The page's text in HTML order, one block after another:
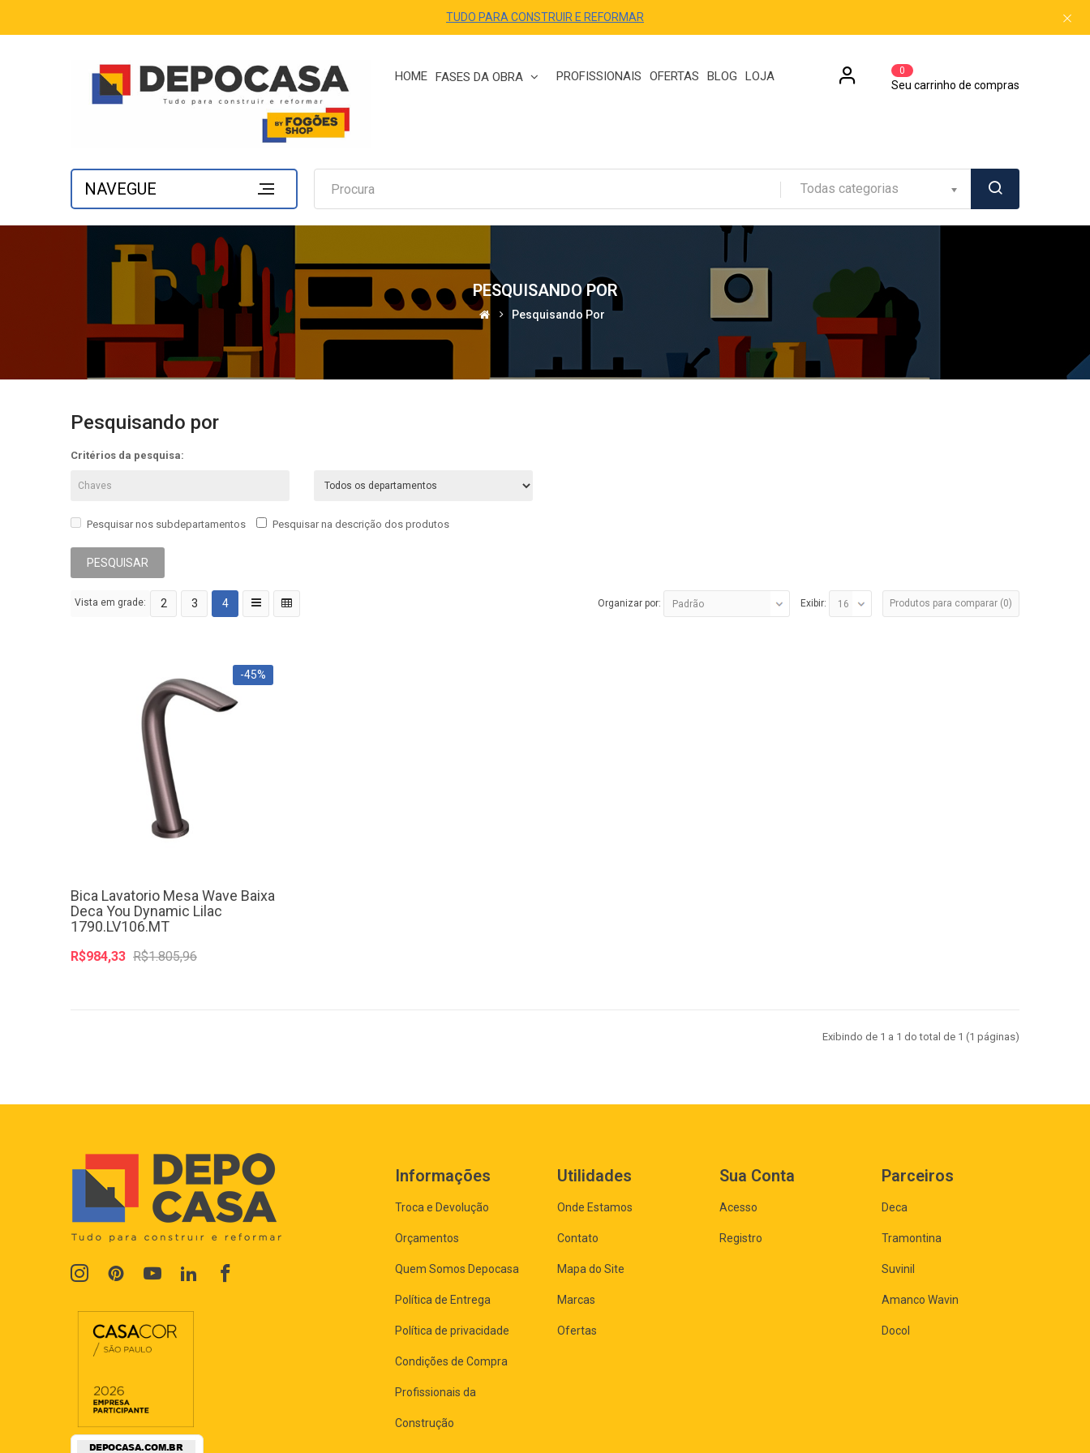
TUDO PARA CONSTRUIR E REFORMAR
HOME FASES DA OBRA PROFISSIONAIS OFERTAS BLOG LOJA
Seu carrinho de compras
0
NAVEGUE Todas categorias
PESQUISANDO POR
Pesquisando Por
Pesquisando por
Critérios da pesquisa:
Pesquisar nos subdepartamentos Pesquisar na descrição dos produtos
Vista em grade: 2 3 4 Organizar por: Exibir: Produtos para comparar (0)
-45%
Bica Lavatorio Mesa Wave Baixa
Deca You Dynamic Lilac
1790.LV106.MT
R$984,33 R$1.805,96
Exibindo de 1 a 1 do total de 1 (1 páginas)
Informações
Troca e Devolução
Orçamentos
Quem Somos Depocasa
Política de Entrega
Política de privacidade
Condições de Compra
Profissionais da
Construção
Utilidades
Onde Estamos
Contato
Mapa do Site
Marcas
Ofertas
Sua Conta
Acesso
Registro
Parceiros
Deca
Tramontina
Suvinil
Amanco Wavin
Docol